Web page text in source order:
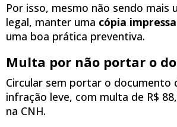
Por isso, mesmo não sendo mais
legal, manter uma cópia
uma boa prática preventiva.
Multa por não portar o
Circular sem portar o documento
infração leve, com multa de R$
na CNH.